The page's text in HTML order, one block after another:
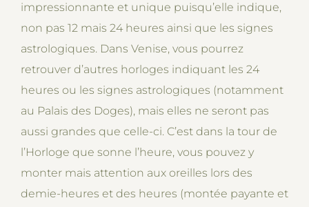
impressionnante et unique puisqu’elle indique,
non pas 12 mais 24 heures ainsi que les signes
astrologiques. Dans Venise, vous pourrez
retrouver d’autres horloges indiquant les 24
heures ou les signes astrologiques (notamment
au Palais des Doges), mais elles ne seront pas
aussi grandes que celle-ci. C’est dans la tour de
l’Horloge que sonne l’heure, vous pouvez y
monter mais attention aux oreilles lors des
demie-heures et des heures (montée payante et